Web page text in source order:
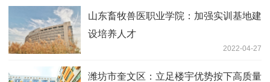
山东畜牧兽医职业学院：加强实训基地建
设培养人才
2022-04-27
潍坊市奎文区：立足楼宇优势按下高质量